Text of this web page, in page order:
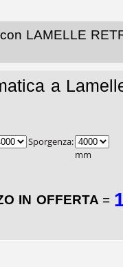
LAMELLE
a
Sporgenza:
mm
IN OFFERTA =